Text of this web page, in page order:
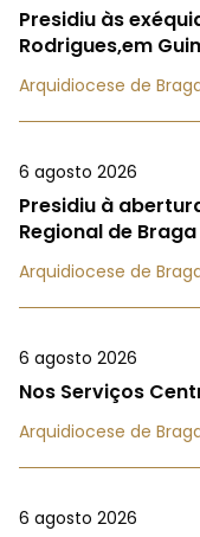
Presidiu às
Rodrigues,em
Arquidiocese de
6 agosto 2026
Presidiu à
Regional de Braga
Arquidiocese de
6 agosto 2026
Nos Serviços
Arquidiocese de
6 agosto 2026